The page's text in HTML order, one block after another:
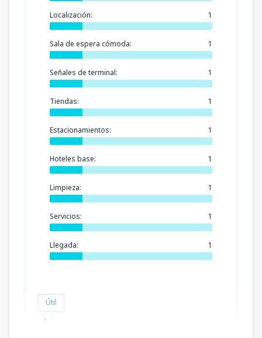
Localización: 1
Sala de espera cómoda: 1
Señales de terminal: 1
Tiendas: 1
Estacionamientos: 1
Hoteles base: 1
Limpieza: 1
Servicios: 1
Llegada: 1
Útil
1